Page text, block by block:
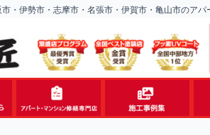
・伊勢市・志摩市・名張市・伊賀市・亀山市のア